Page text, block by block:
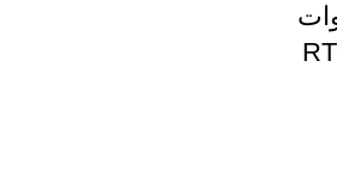
مجموع 65.5 وات